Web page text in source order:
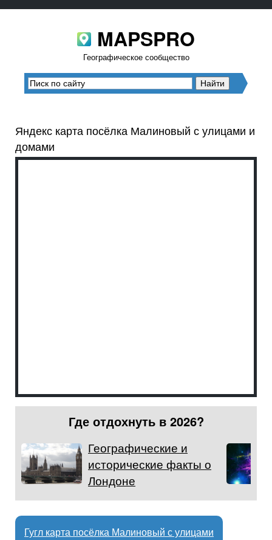
MAPSPRO
Географическое сообщество
Яндекс карта посёлка Малиновый с улицами и
домами
Где отдохнуть в 2026?
Географические и
исторические факты о
Лондоне
Гугл карта посёлка Малиновый с улицами